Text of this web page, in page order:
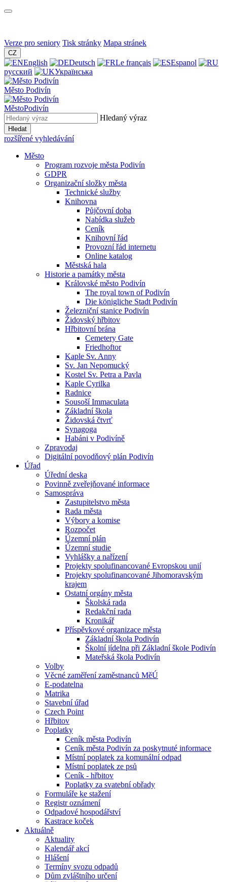
Verze pro seniory Tisk stránky Mapa stránek
CZ
English Deutsch Le français
Espanol
русский
Українська
Město Podivín
MěstoPodivín
Hledaný výraz
Hledat
rozšířené vyhledávání
Město
Program rozvoje města Podivín
GDPR
Organizační složky města
Technické služby
Knihovna
Půjčovní doba
Nabídka služeb
Ceník
Knihovní řád
Provozní řád internetu
Online katalog
Městská hala
Historie a památky města
Královské město Podivín
The royal town of Podivín
Die königliche Stadt Podivín
Železniční stanice Podivín
Židovský hřbitov
Hřbitovní brána
Cemetery Gate
Friedhoftor
Kaple Sv. Anny
Sv. Jan Nepomucký
Kostel Sv. Petra a Pavla
Kaple Cyrilka
Radnice
Sousoší Immaculata
Základní škola
Židovská čtvrť
Synagoga
Habáni v Podivíně
Zpravodaj
Digitální povodňový plán Podivín
Úřad
Úřední deska
Povinně zveřejňované informace
Samospráva
Zastupitelstvo města
Rada města
Výbory a komise
Rozpočet
Územní plán
Územní studie
Vyhlášky a nařízení
Projekty spolufinancované Evropskou unií
Projekty spolufinancované Jihomoravským
krajem
Ostatní orgány města
Školská rada
Redakční rada
Kronikář
Příspěvkové organizace města
Základní škola Podivín
Školní jídelna při Základní škole Podivín
Mateřská škola Podivín
Volby
Věcné zaměření zaměstnanců MěÚ
E-podatelna
Matrika
Stavební úřad
Czech Point
Hřbitov
Poplatky
Ceník města Podivín
Ceník města Podivín za poskytnuté informace
Místní poplatek za komunální odpad
Místní poplatek ze psů
Ceník - hřbitov
Poplatky za svatební obřady
Formuláře ke stažení
Registr oznámení
Odpadové hospodářství
Kastrace koček
Aktuálně
Aktuality
Kalendář akcí
Hlášení
Termíny svozu odpadů
Dům zvláštního určení